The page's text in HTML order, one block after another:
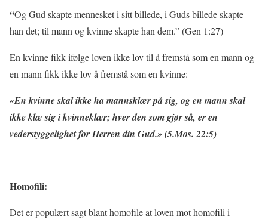
“Og Gud skapte mennesket i sitt billede, i Guds billede skapte
han det; til mann og kvinne skapte han dem.” (Gen 1:27)
En kvinne fikk ifølge loven ikke lov til å fremstå som en mann og
en mann fikk ikke lov å fremstå som en kvinne:
«En kvinne skal ikke ha mannsklær på sig, og en mann skal
ikke klæ sig i kvinneklær; hver den som gjør så, er en
vederstyggelighet for Herren din Gud.» (5.Mos. 22:5)
Homofili:
Det er populært sagt blant homofile at loven mot homofili i